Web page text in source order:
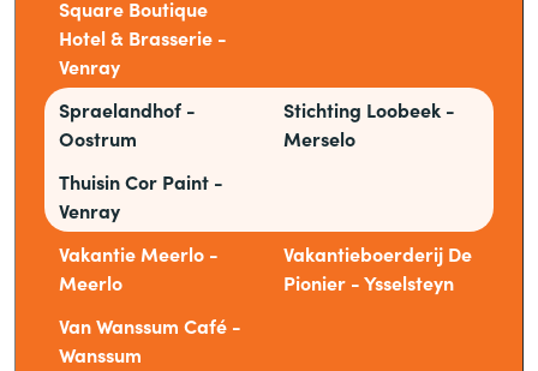
Square Boutique
Hotel& Brasserie -
Venray
Spraelandhof -
Oostrum
Stichting Loobeek -
Merselo
Thuisin Cor Paint -
Venray
Vakantie Meerlo -
Meerlo
Vakantieboerderij De
Pionier - Ysselsteyn
Van Wanssum Café -
Wanssum